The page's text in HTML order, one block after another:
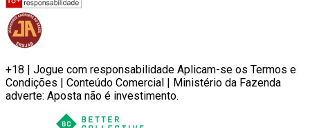
+18 | Jogue com responsabilidade Aplicam-se os Termos e
Condições | Conteúdo Comercial | Ministério da Fazenda
adverte: Aposta não é investimento.